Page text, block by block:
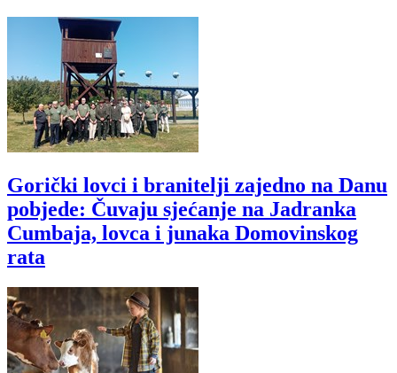
Gorički lovci i branitelji zajedno na Danu
pobjede: Čuvaju sjećanje na Jadranka
Cumbaja, lovca i junaka Domovinskog
rata